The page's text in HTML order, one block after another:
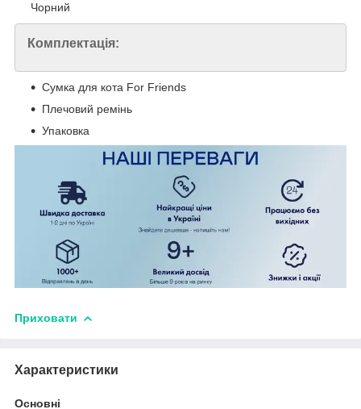
Чорний
Комплектація:
Сумка для кота For Friends
Плечовий ремінь
Упаковка
Приховати
Характеристики
Основні